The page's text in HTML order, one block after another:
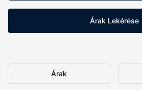
Árak Lekérése
Árak